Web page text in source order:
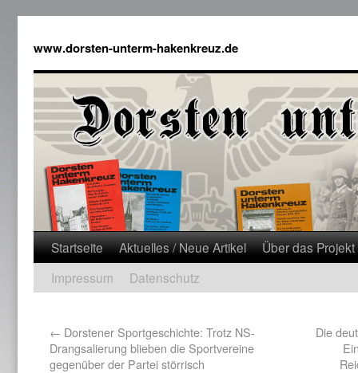
www.dorsten-unterm-hakenkreuz.de
Startseite Aktuelles / Neue Artikel
Über das Projekt
Impressum
Datenschutz
← Dorstener Sportgeschichte: Trotz NS-
Drangsalierung blieben die Sportvereine
gegenüber der Partei störrisch
Die